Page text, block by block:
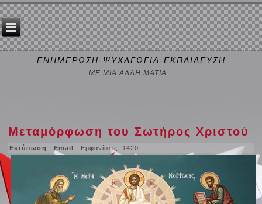
ΕΝΗΜΕΡΩΣΗ-ΨΥΧΑΓΩΓΙΑ-ΕΚΠΑΙΔΕΥΣΗ
ΜΕ ΜΙΑ ΑΛΛΗ ΜΑΤΙΑ...
Μεταμόρφωση του Σωτήρος Χριστού
Εκτύπωση |Email | Εμφανίσεις: 1420